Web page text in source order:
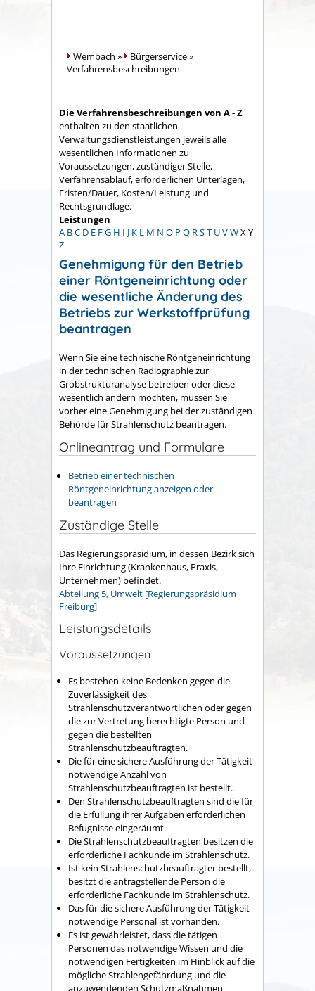
Wembach » Bürgerservice»
Verfahrensbeschreibungen
Die Verfahrensbeschreibungen von A - Z
enthalten zu den staatlichen
Verwaltungsdienstleistungen jeweils alle
wesentlichen Informationen zu
Voraussetzungen, zuständiger Stelle,
Verfahrensablauf, erforderlichen Unterlagen,
Fristen/Dauer, Kosten/Leistung und
Rechtsgrundlage.
Leistungen
A BC D E FG H I J K L M N O P Q RST UVWX Y
Z
Genehmigung für den Betrieb
einer Röntgeneinrichtung oder
die wesentliche Änderung des
Betriebs zur Werkstoffprüfung
beantragen
Wenn Sie eine technische Röntgeneinrichtung
in der technischen Radiographie zur
Grobstrukturanalyse betreiben oder diese
wesentlich ändern möchten, müssen Sie
vorher eine Genehmigung bei der zuständigen
Behörde für Strahlenschutz beantragen.
Onlineantrag und Formulare
Betrieb einer technischen
Röntgeneinrichtung anzeigen oder
beantragen
Zuständige Stelle
Das Regierungspräsidium, in dessen Bezirk sich
Ihre Einrichtung (Krankenhaus, Praxis,
Unternehmen) befindet.
Abteilung 5, Umwelt [Regierungspräsidium
Freiburg]
Leistungsdetails
Voraussetzungen
Es bestehen keine Bedenken gegen die
Zuverlässigkeit des
Strahlenschutzverantwortlichen oder gegen
die zur Vertretung berechtigte Person und
gegen die bestellten
Strahlenschutzbeauftragten.
Die für eine sichere Ausführung der Tätigkeit
notwendige Anzahl von
Strahlenschutzbeauftragten ist bestellt.
Den Strahlenschutzbeauftragten sind die für
die Erfüllung ihrer Aufgaben erforderlichen
Befugnisse eingeräumt.
Die Strahlenschutzbeauftragten besitzen die
erforderliche Fachkunde im Strahlenschutz.
Ist kein Strahlenschutzbeauftragter bestellt,
besitzt die antragstellende Person die
erforderliche Fachkunde im Strahlenschutz.
Das für die sichere Ausführung der Tätigkeit
notwendige Personal ist vorhanden.
Es ist gewährleistet, dass die tätigen
Personen das notwendige Wissen und die
notwendigen Fertigkeiten im Hinblick auf die
mögliche Strahlengefährdung und die
anzuwendenden Schutzmaßnahmen